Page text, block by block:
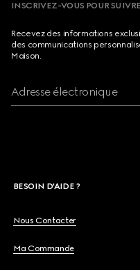
INSCRIVEZ-VOUS POUR
Recevez des informations
des communications
Maison.
Adresse électronique
BESOIN D'AIDE ?
Nous Contacter
Ma Commande